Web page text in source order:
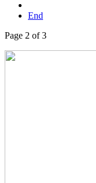
End
Page 2 of 3